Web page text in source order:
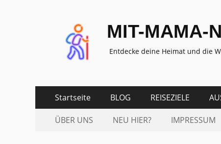
MIT-MAMA-
Entdecke deine Heimat und die
Erstes
Menü
Inhalt:
Startseite BLOG REISEZIELE
Zweites
Zum
Inhalt:
ÜBER UNS NEU HIER? IMPRESSUM